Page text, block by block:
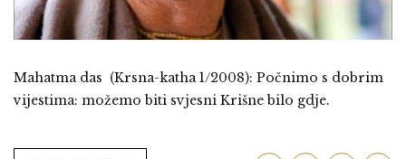
Mahatma das (Krsna-katha 1/2008): Počnimo s dobrim
vijestima: možemo biti svjesni Krišne bilo gdje.